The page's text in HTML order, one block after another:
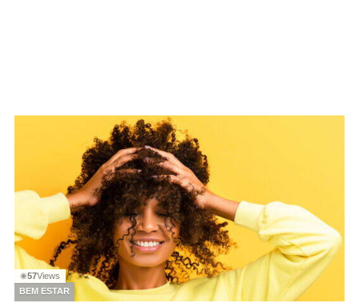
◉57Views
BEM ESTAR